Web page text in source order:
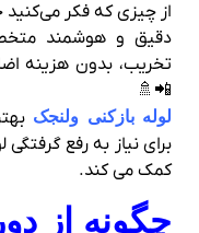
از چیزی که فکر
دقیق و هوشمند
تخریب، بدون هزینه
📲🚿
لوله بازکنی ولنجک
برای نیاز به رفع
کمک می کند.
چگونه از